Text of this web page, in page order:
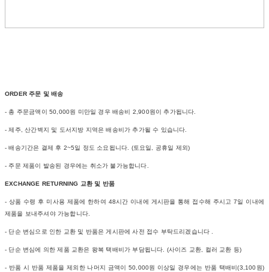
ORDER 주문 및 배송
- 총 주문금액이 50,000원 미만일 경우 배송비 2,900원이 추가됩니다.
- 제주, 산간벽지 및 도서지방 지역은 배송비가 추가될 수 있습니다.
- 배송기간은 결제 후 2~5일 정도 소요됩니다. (토요일, 공휴일 제외)
- 주문 제품이 발송된 경우에는 취소가 불가능합니다.
EXCHANGE RETURNING 교환 및 반품
- 상품 수령 후 미사용 제품에 한하여 48시간 이내에 게시판을 통해 접수해 주시고 7일 이내에
제품을 보내주셔야 가능합니다.
- 단순 변심으로 인한 교환 및 반품은 게시판에 사전 접수 부탁드리겠습니다 .
- 단순 변심에 의한 제품 교환은 왕복 택배비가 부담됩니다. (사이즈 교환, 컬러 교환 등)
- 반품 시 반품 제품을 제외한 나머지 금액이 50,000원 이상일 경우에는 반품 택배비(3,100원)